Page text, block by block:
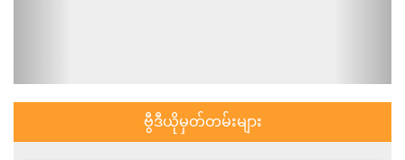
ဗွီဒီယိုမှတ်တမ်းများ